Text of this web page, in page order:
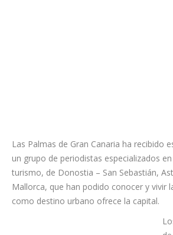
Las Palmas de Gran Canaria ha recibido
un grupo de periodistas especializados
turismo, de Donostia – San Sebastián,
Mallorca, que han podido conocer y vivir